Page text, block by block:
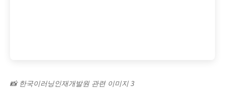
📸 한국이러닝인재개발원 관련 이미지 3